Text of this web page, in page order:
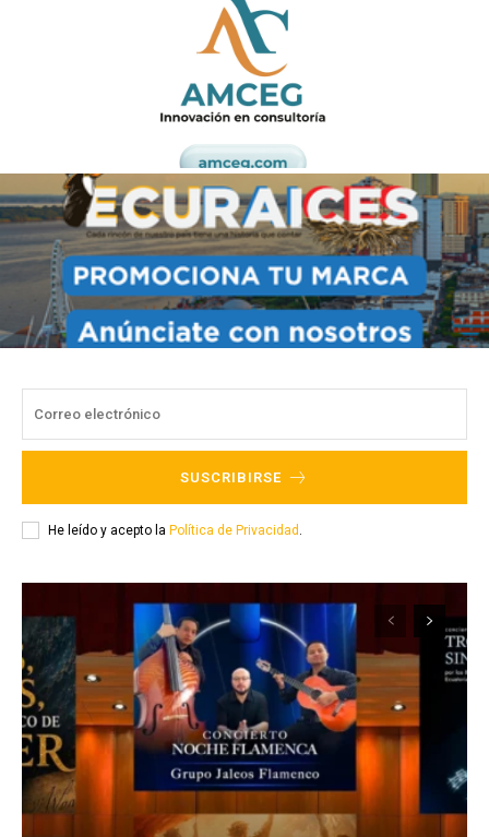
SUSCRIBIRSE
He leído y acepto la Política de Privacidad .